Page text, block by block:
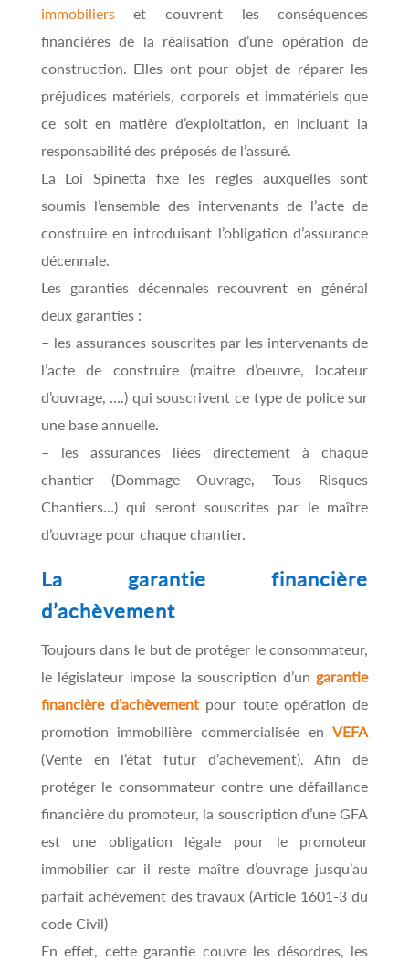
immobilierset couvrent les conséquences
financières de la réalisation d’une opération de
construction. Elles ont pour objet de réparer les
préjudices matériels, corporels et immatériels que
ce soit en matière d’exploitation, en incluant la
responsabilité des préposés de l’assuré.
La Loi Spinetta fixe les règles auxquelles sont
soumis l’ensemble des intervenants de l’acte de
construire en introduisant l’obligation d’assurance
décennale.
Les garanties décennales recouvrent en général
deux garanties :
– les assurances souscrites par les intervenants de
l’acte de construire (maitre d’oeuvre, locateur
d’ouvrage, ….) qui souscrivent ce type de police sur
une base annuelle.
– les assurances liées directement à chaque
chantier (Dommage Ouvrage, Tous Risques
Chantiers…) qui seront souscrites par le maître
d’ouvrage pour chaque chantier.
La garantie financière
d’achèvement
Toujours dans le but de protéger le consommateur,
le législateur impose la souscription d’un garantie
financière d’achèvement pour toute opération de
promotion immobilière commercialisée enVEFA
(Vente en l’état futur d’achèvement). Afin de
protéger le consommateur contre une défaillance
financière du promoteur, la souscription d’une GFA
est une obligation légale pour le promoteur
immobilier car il reste maître d’ouvrage jusqu’au
parfait achèvement des travaux (Article 1601-3 du
code Civil)
En effet, cette garantie couvre les désordres, les